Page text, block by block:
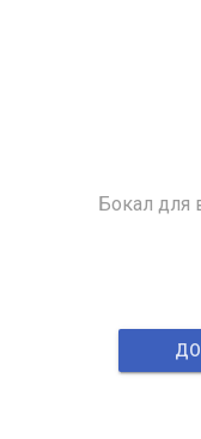
Бокал для